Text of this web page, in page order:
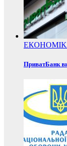
ПриватБанк